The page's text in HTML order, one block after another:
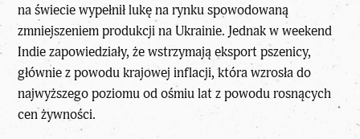
na świecie wypełnił lukę na rynku spowodowaną
zmniejszeniem produkcji na Ukrainie. Jednak w weekend
Indie zapowiedziały, że wstrzymają eksport pszenicy,
głównie z powodu krajowej inflacji, która wzrosła do
najwyższego poziomu od ośmiu lat z powodu rosnących
cen żywności.